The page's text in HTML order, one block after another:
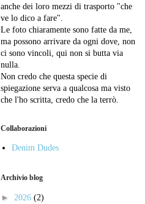
anche dei loro mezzi di trasporto "che
ve lo dico a fare".
Le foto chiaramente sono fatte da me,
ma possono arrivare da ogni dove, non
ci sono vincoli, qui non si butta via
nulla.
Non credo che questa specie di
spiegazione serva a qualcosa ma visto
che l'ho scritta, credo che la terrò.
Collaborazioni
Denim Dudes
Archivio blog
► 2026 (2)